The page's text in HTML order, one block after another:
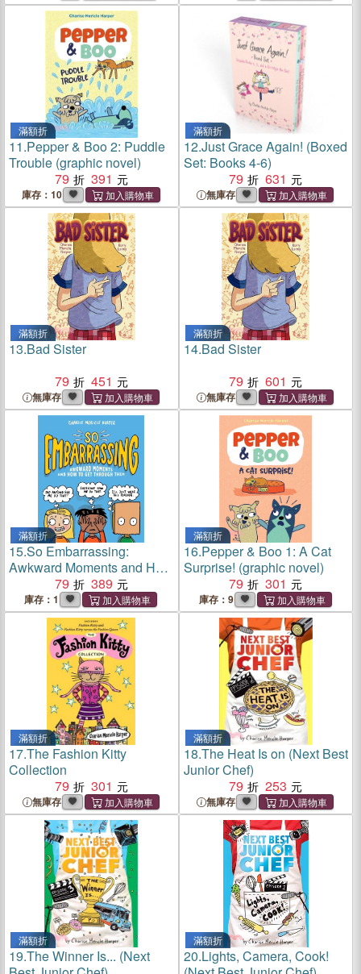
滿額折
11.Pepper & Boo 2: Puddle
Trouble (graphic novel)
79
391
庫存：10
滿額折
12.Just Grace Again! (Boxed
Set: Books 4-6)
79
631
無庫存
滿額折
13.Bad Sister
79
451
無庫存
滿額折
14.Bad Sister
79
601
無庫存
滿額折
15.So Embarrassing:
Awkward Moments and How
to Get Through Them
79 389
庫存：1
滿額折
16.Pepper & Boo 1: A Cat
Surprise! (graphic novel)
79
301
庫存：9
滿額折
17.The Fashion Kitty
Collection
79
301
無庫存
滿額折
18.The Heat Is on (Next Best
Junior Chef)
79
253
無庫存
滿額折
19.The Winner Is... (Next
滿額折
20.Lights, Camera, Cook!